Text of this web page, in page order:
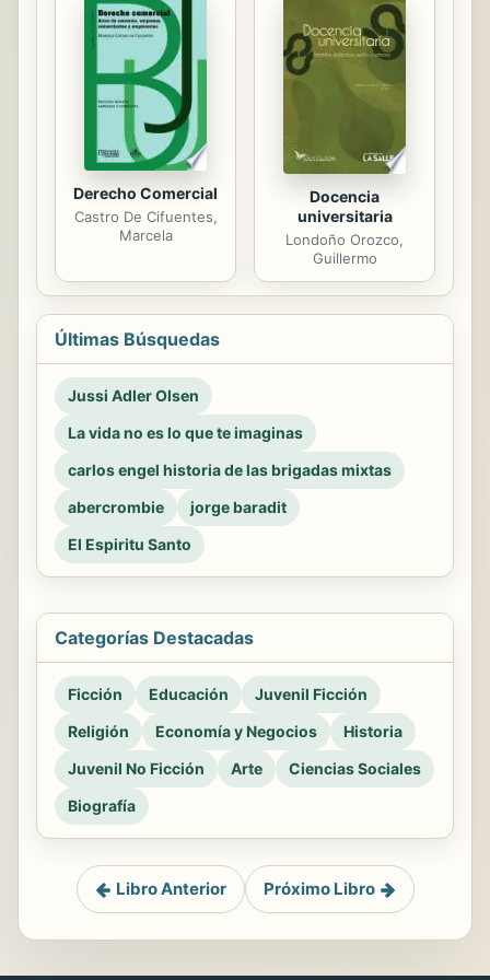
Derecho Comercial
Castro De Cifuentes,
Marcela
Docencia
universitaria
Londoño Orozco,
Guillermo
Últimas Búsquedas
Jussi Adler Olsen
La vida no es lo que te imaginas
carlos engel historia de las brigadas mixtas
abercrombie
jorge baradit
El Espiritu Santo
Categorías Destacadas
Ficción Educación
Juvenil Ficción
Religión
Economía y Negocios
Historia
Juvenil No Ficción
Arte
Ciencias Sociales
Biografía
Libro Anterior Próximo Libro